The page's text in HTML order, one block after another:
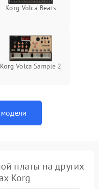
Korg Volca Beats
Korg Volca Sample 2
модели
платы на других
Korg